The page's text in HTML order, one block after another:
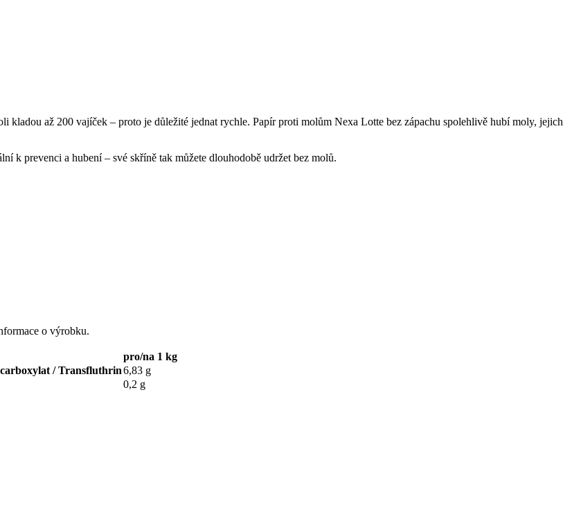
kladou až 200 vajíček – proto je důležité jednat rychle. Papír proti molům Nexa Lotte bez zápachu spolehlivě hubí moly, jejich
k prevenci a hubení – své skříně tak můžete dlouhodobě udržet bez molů.
o výrobku.
pro/na 1 kg
/ Transfluthrin6,83 g
0,2 g